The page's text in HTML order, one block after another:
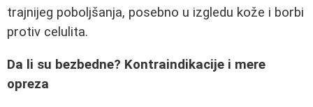
trajnijeg poboljšanja, posebno u izgledu kože i borbi
protiv celulita.
Da li su bezbedne? Kontraindikacije i mere
opreza